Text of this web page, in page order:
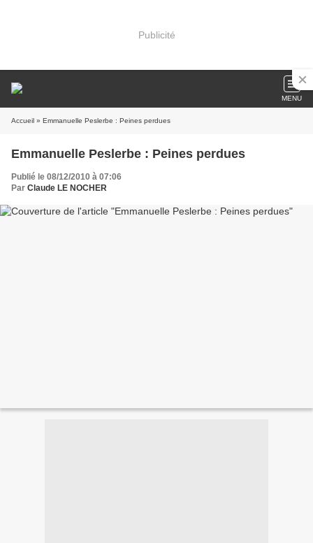
Publicité
MENU
Accueil » Emmanuelle Peslerbe : Peines perdues
Emmanuelle Peslerbe : Peines perdues
Publié le 08/12/2010 à 07:06
Par Claude LE NOCHER